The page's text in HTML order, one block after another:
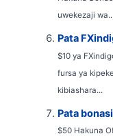
uwekezaji wa...
Pata
$10 ya
fursa ya
kibiashara...
Pata
$50 Hakuna